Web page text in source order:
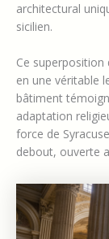
architectural
sicilien.
Ce
en une véritable
bâtiment
adaptation
force de
debout, ouverte